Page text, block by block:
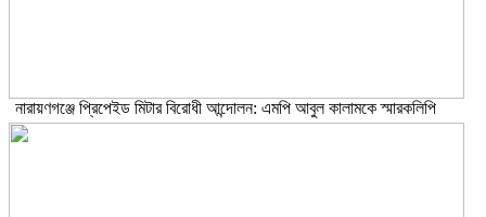
নারায়ণগঞ্জে প্রিপেইড মিটার বিরোধী আন্দোলন: এমপি আবুল কালামকে স্মারকলিপি